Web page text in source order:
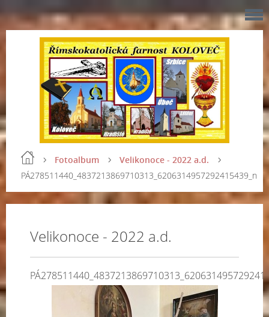
Fotoalbum
Velikonoce - 2022 a.d.
PÁ278511440_4837213869710313_6206314957292415439_n
Velikonoce - 2022 a.d.